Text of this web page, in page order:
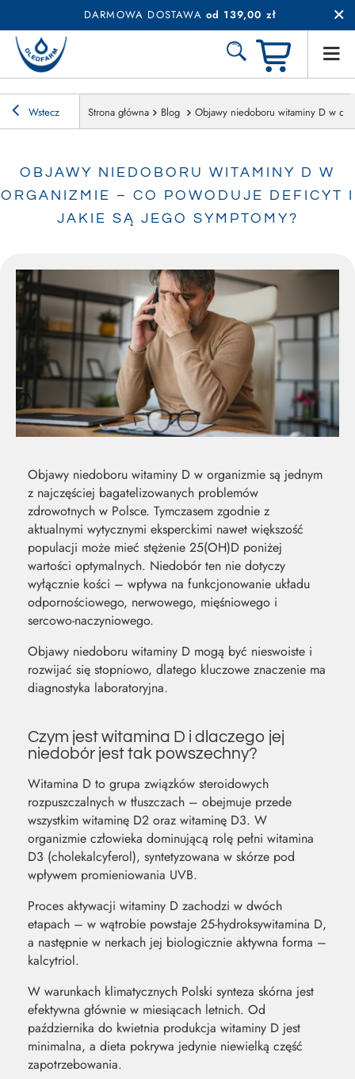
DARMOWA DOSTAWA od 139,00 zł
Wstecz Strona główna Blog Objawy niedoboru witaminy D w
MOC Z
OBJAWY NIEDOBORU WITAMINY D W
ORGANIZMIE – CO POWODUJE DEFICYT I
JAKIE SĄ JEGO SYMPTOMY?
Objawy niedoboru witaminy D w organizmie są jednym
z najczęściej bagatelizowanych problemów
zdrowotnych w Polsce. Tymczasem zgodnie z
aktualnymi wytycznymi eksperckimi nawet większość
populacji może mieć stężenie 25(OH)D poniżej
wartości optymalnych. Niedobór ten nie dotyczy
wyłącznie kości – wpływa na funkcjonowanie układu
odpornościowego, nerwowego, mięśniowego i
sercowo-naczyniowego.
Objawy niedoboru witaminy D mogą być nieswoiste i
rozwijać się stopniowo, dlatego kluczowe znaczenie ma
diagnostyka laboratoryjna.
Czym jest witamina D i dlaczego jej
niedobór jest tak powszechny?
Witamina D to grupa związków steroidowych
rozpuszczalnych w tłuszczach – obejmuje przede
wszystkim witaminę D2 oraz witaminę D3. W
organizmie człowieka dominującą rolę pełni witamina
D3 (cholekalcyferol), syntetyzowana w skórze pod
wpływem promieniowania UVB.
Proces aktywacji witaminy D zachodzi w dwóch
etapach – w wątrobie powstaje 25-hydroksywitamina D,
a następnie w nerkach jej biologicznie aktywna forma –
kalcytriol.
W warunkach klimatycznych Polski synteza skórna jest
efektywna głównie w miesiącach letnich. Od
października do kwietnia produkcja witaminy D jest
minimalna, a dieta pokrywa jedynie niewielką część
zapotrzebowania.